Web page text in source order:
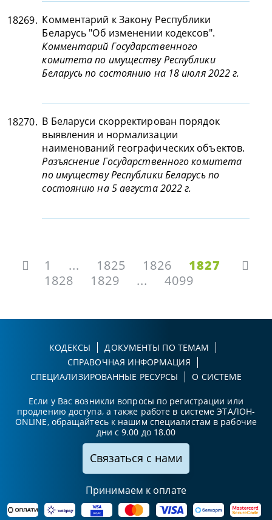
18269. Комментарий к Закону Республики
Беларусь "Об изменении кодексов".
Комментарий Государственного
комитета по имуществу Республики
Беларусь по состоянию на 18 июля 2022 г.
18270. В Беларуси скорректирован порядок
выявления и нормализации
наименований географических объектов.
Разъяснение Государственного комитета
по имуществу Республики Беларусь по
состоянию на 5 августа 2022 г.
1 ... 1825 1826
1827
1828
1829 ... 4099
КОДЕКСЫ
ДОКУМЕНТЫ ПО ТЕМАМ
СПРАВОЧНАЯ ИНФОРМАЦИЯ
СПЕЦИАЛИЗИРОВАННЫЕ РЕСУРСЫ
О СИСТЕМЕ
Если у Вас возникли вопросы по регистрации или
продлению доступа, а также работе в системе ЭТАЛОН-
ONLINE, обращайтесь к нашим специалистам в рабочие
дни с 9.00 до 18.00
Связаться с нами
Принимаем к оплате